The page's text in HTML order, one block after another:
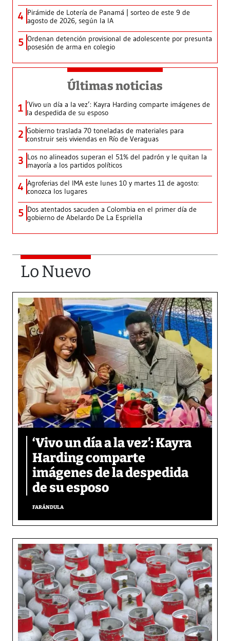
4 Pirámide de Lotería de Panamá | sorteo de este 9 de
agosto de 2026, según la IA
5 Ordenan detención provisional de adolescente por presunta
posesión de arma en colegio
Últimas noticias
1 ‘Vivo un día a la vez’: Kayra Harding comparte imágenes de
la despedida de su esposo
2 Gobierno traslada 70 toneladas de materiales para
construir seis viviendas en Río de Veraguas
3 Los no alineados superan el 51% del padrón y le quitan la
mayoría a los partidos políticos
4 Agroferias del IMA este lunes 10 y martes 11 de agosto:
conozca los lugares
5 Dos atentados sacuden a Colombia en el primer día de
gobierno de Abelardo De La Espriella
Lo Nuevo
‘Vivo un día a la vez’: Kayra
Harding comparte
imágenes de la despedida
de su esposo
FARÁNDULA